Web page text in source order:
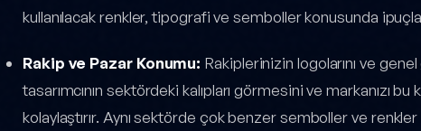
kullanılacak renkler, tipografi ve semboller konusunda
Rakip ve Pazar Konumu: Rakiplerinizin logolarını ve
tasarımcının sektördeki kalıpları görmesini ve markanızı bu
kolaylaştırır. Aynı sektörde çok benzer semboller ve